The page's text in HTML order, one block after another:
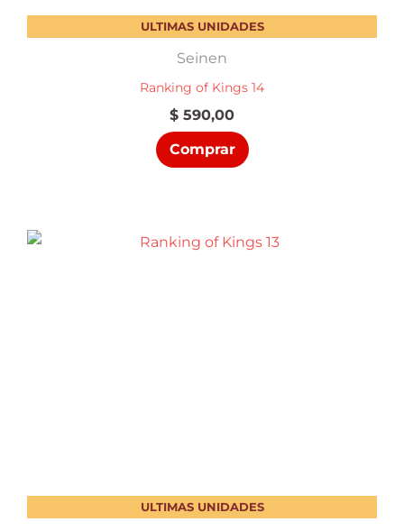
ULTIMAS UNIDADES
Seinen
Ranking of Kings 14
$ 590,00
Comprar
ULTIMAS UNIDADES